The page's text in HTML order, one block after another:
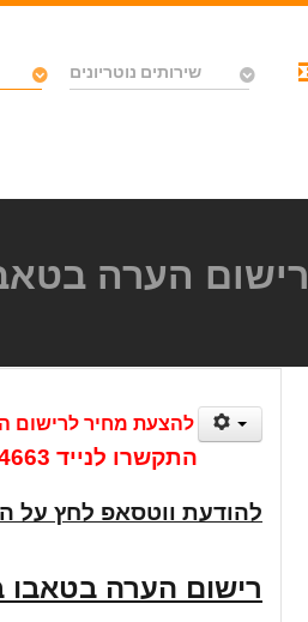
שירותים נוטריונים
רישום הערה
להצעת מחיר לרישום
התקשרו לנייד
להודעת ווטסאפ לחץ על
רישום הערה בטאבו